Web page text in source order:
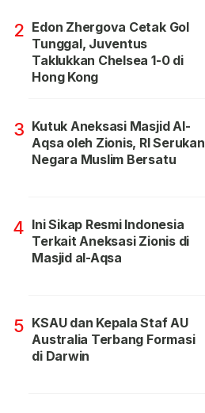
2 Edon Zhergova Cetak Gol
Tunggal, Juventus
Taklukkan Chelsea 1-0 di
Hong Kong
3 Kutuk Aneksasi Masjid Al-
Aqsa oleh Zionis, RI Serukan
Negara Muslim Bersatu
4 Ini Sikap Resmi Indonesia
Terkait Aneksasi Zionis di
Masjid al-Aqsa
5 KSAU dan Kepala Staf AU
Australia Terbang Formasi
di Darwin